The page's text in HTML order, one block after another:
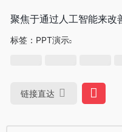
聚焦于通过人工智能来改
标签： PPT演示
链接直达